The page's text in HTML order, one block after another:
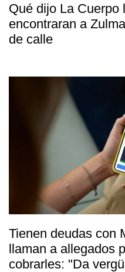
Qué dijo La Cuerpo
encontraran a
de calle
Tienen deudas con
llaman a allegados
cobrarles: "Da